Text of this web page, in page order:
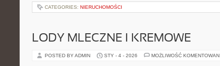
CATEGORIES: NIERUCHOMOŚCI
LODY MLECZNE I KREMOWE
POSTED BY ADMIN STY - 4 - 2026 MOŻLIWOŚĆ